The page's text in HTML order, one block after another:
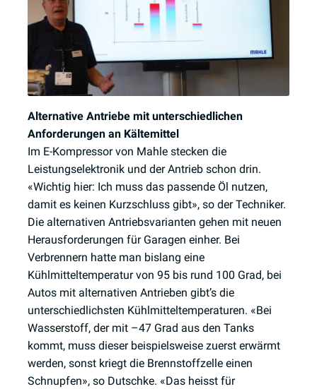
Alternative Antriebe mit unterschiedlichen
Anforderungen an Kältemittel
Im E-Kompressor von Mahle stecken die
Leistungselektronik und der Antrieb schon drin.
«Wichtig hier: Ich muss das passende Öl nutzen,
damit es keinen Kurzschluss gibt», so der Techniker.
Die alternativen Antriebsvarianten gehen mit neuen
Herausforderungen für Garagen einher. Bei
Verbrennern hatte man bislang eine
Kühlmitteltemperatur von 95 bis rund 100 Grad, bei
Autos mit alternativen Antrieben gibt’s die
unterschiedlichsten Kühlmitteltemperaturen. «Bei
Wasserstoff, der mit –47 Grad aus den Tanks
kommt, muss dieser beispielsweise zuerst erwärmt
werden, sonst kriegt die Brennstoffzelle einen
Schnupfen», so Dutschke. «Das heisst für